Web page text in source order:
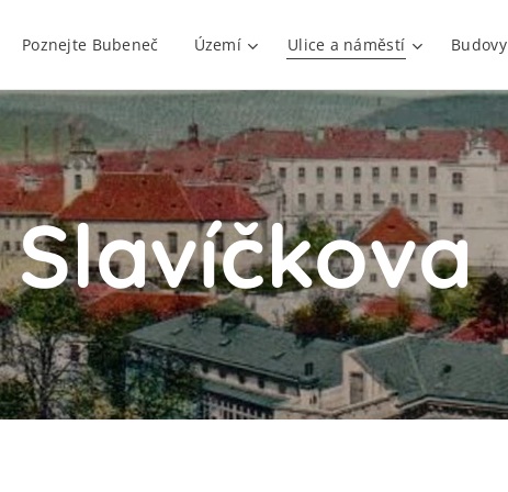
Poznejte Bubeneč Území Ulice a náměstí Budovy
Slavíčkova